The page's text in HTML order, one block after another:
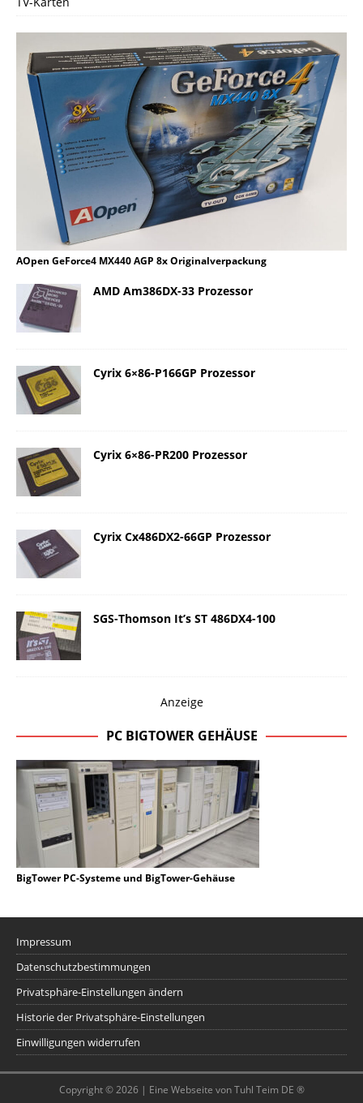
AOpen GeForce4 MX440 AGP 8x Originalverpackung
AMD Am386DX-33 Prozessor
Cyrix 6×86-P166GP Prozessor
Cyrix 6×86-PR200 Prozessor
Cyrix Cx486DX2-66GP Prozessor
SGS-Thomson It’s ST 486DX4-100
Anzeige
PC BIGTOWER GEHÄUSE
BigTower PC-Systeme und BigTower-Gehäuse
Impressum
Datenschutzbestimmungen
Privatsphäre-Einstellungen ändern
Historie der Privatsphäre-Einstellungen
Einwilligungen widerrufen
Copyright © 2026 | Eine Webseite von Tuhl Teim DE ®